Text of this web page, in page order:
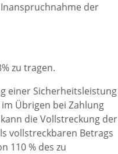
der
zu tragen.
einer Sicherheitsleistung
Übrigen bei Zahlung
die Vollstreckung der
vollstreckbaren Betrags
110 % des zu